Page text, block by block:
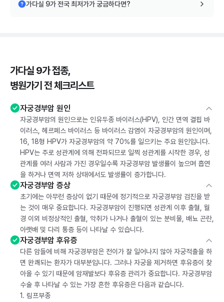
가다실 9가 전국 최저가가 궁금하다면?
가다실 9가 접종,
병원가기 전 체크리스트
자궁경부암 원인
자궁경부암의 원인으로는 인유두종 바이러스(HPV), 인간 면역 결핍 바
이러스, 헤르페스 바이러스 등 바이러스 감염이 자궁경부암의 원인이며,
16, 18형 HPV가 자궁경부암의 약 70%를 일으키는 주요 원인입니다.
HPV는 주로 성관계에 의해 전파되므로 일찍 성관계를 시작한 경우, 성
관계를 여러 사람과 가진 경우일수록 자궁경부암 발생률이 높으며 흡연
을 하거나 면역 저하 상태에서도 발생률이 증가합니다.
자궁경부암 증상
초기에는 아무런 증상이 없기 때문에 정기적으로 자궁경부암 검진을 받
는 것이 매우 중요합니다. 자궁경부암이 진행되면 성관계 이후 출혈, 월
경 이외 비정상적인 출혈, 악취가 나거나 출혈이 있는 분비물, 배뇨 곤란,
아랫배 및 다리 통증 등이 나타날 수 있습니다.
자궁경부암 후유증
다른 암들에 비해 자궁경부암은 전이가 잘 일어나지 않아 자궁적출을 하
면 완쾌되는 환자가 대부분입니다. 그러나 자궁을 제거하면 후유증이 찾
아올 수 있기 때문에 암재발보다 후유증 관리가 중요합니다. 자궁경부암
수술 후 나타날 수 있는 가장 흔한 후유증은 다음과 같습니다.
1. 림프부종